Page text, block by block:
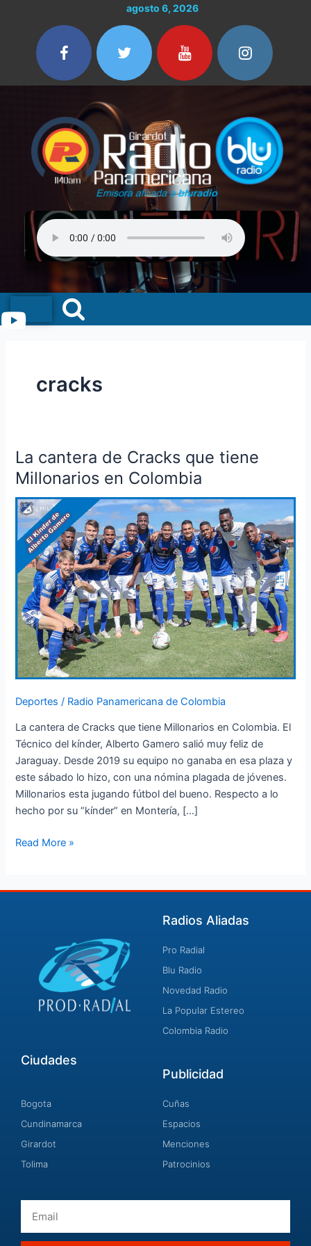
contenido
agosto 6, 2026
Menu
cracks
La cantera de Cracks que tiene
Millonarios en Colombia
Deportes / Radio Panamericana de Colombia
La cantera de Cracks que tiene Millonarios en Colombia. El
Técnico del kínder, Alberto Gamero salió muy feliz de
Jaraguay. Desde 2019 su equipo no ganaba en esa plaza y
este sábado lo hizo, con una nómina plagada de jóvenes.
Millonarios esta jugando fútbol del bueno. Respecto a lo
hecho por su “kínder” en Montería, […]
La
cantera
de
Cracks
que
tiene
Millonarios
en
Colombia
Read More »
Radios Aliadas
Pro Radial
Blu Radio
Novedad Radio
La Popular Estereo
Colombia Radio
Ciudades
Bogota
Cundinamarca
Girardot
Tolima
Publicidad
Cuñas
Espacios
Menciones
Patrocinios